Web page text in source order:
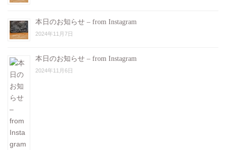
本日のお知らせ – from Instagram
2024年11月7日
本日のお知らせ – from Instagram
2024年11月6日